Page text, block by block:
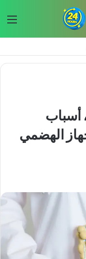
أسباب
الهضمي